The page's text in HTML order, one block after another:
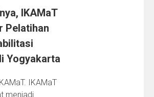
IKAMaT
Pelatihan
Yogyakarta
IKAMaT
menjadi